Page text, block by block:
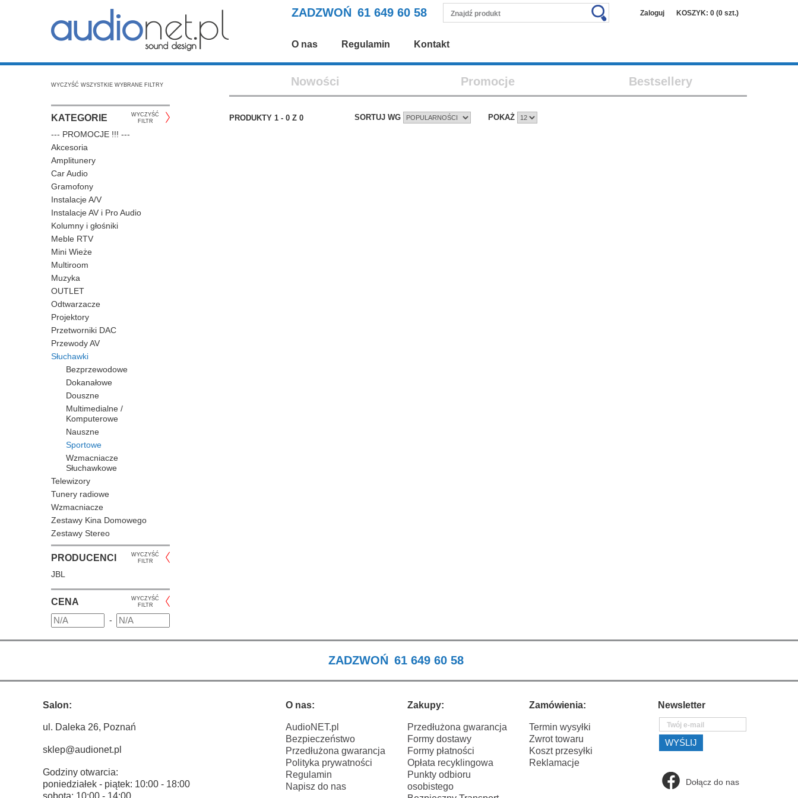
ZADZWOŃ 61 649 60 58 Zaloguj KOSZYK: 0 (0 szt.)
O nas Regulamin Kontakt
WYCZYŚĆ WSZYSTKIE WYBRANE FILTRY
KATEGORIE
WYCZYŚĆ
FILTR
--- PROMOCJE !!! ---
Akcesoria
Amplitunery
Car Audio
Gramofony
Instalacje A/V
Instalacje AV i Pro Audio
Kolumny i głośniki
Meble RTV
Mini Wieże
Multiroom
Muzyka
OUTLET
Odtwarzacze
Projektory
Przetworniki DAC
Przewody AV
Słuchawki
Bezprzewodowe
Dokanałowe
Douszne
Multimedialne /
Komputerowe
Nauszne
Sportowe
Wzmacniacze
Słuchawkowe
Telewizory
Tunery radiowe
Wzmacniacze
Zestawy Kina Domowego
Zestawy Stereo
PRODUCENCI
WYCZYŚĆ
FILTR
JBL
CENA
WYCZYŚĆ
FILTR
-
Nowości Promocje Bestsellery
PRODUKTY 1 - 0 Z 0 SORTUJ WG POKAŻ
ZADZWOŃ 61 649 60 58
Salon:
ul. Daleka 26, Poznań
sklep@audionet.pl
Godziny otwarcia:
poniedziałek - piątek: 10:00 - 18:00
sobota: 10:00 - 14:00
O nas:
AudioNET.pl
Bezpieczeństwo
Przedłużona gwarancja
Polityka prywatności
Regulamin
Napisz do nas
Zakupy:
Przedłużona gwarancja
Formy dostawy
Formy płatności
Opłata recyklingowa
Punkty odbioru
osobistego
Zamówienia:
Termin wysyłki
Zwrot towaru
Koszt przesyłki
Reklamacje
Newsletter
Dołącz do nas